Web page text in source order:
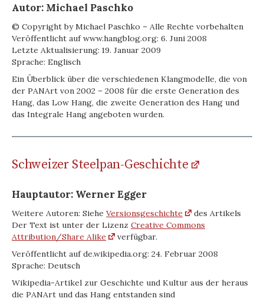
Autor: Michael Paschko
© Copyright by Michael Paschko – Alle Rechte vorbehalten
Veröffentlicht auf www.hangblog.org: 6. Juni 2008
Letzte Aktualisierung: 19. Januar 2009
Sprache: Englisch
Ein Überblick über die verschiedenen Klangmodelle, die von
der PANArt von 2002 – 2008 für die erste Generation des
Hang, das Low Hang, die zweite Generation des Hang und
das Integrale Hang angeboten wurden.
Schweizer Steelpan-Geschichte
Hauptautor: Werner Egger
Weitere Autoren: Siehe Versionsgeschichte
des Artikels
Der Text ist unter der Lizenz Creative Commons
Attribution/Share Alike
verfügbar.
Veröffentlicht auf de.wikipedia.org: 24. Februar 2008
Sprache: Deutsch
Wikipedia-Artikel zur Geschichte und Kultur aus der heraus
die PANArt und das Hang entstanden sind